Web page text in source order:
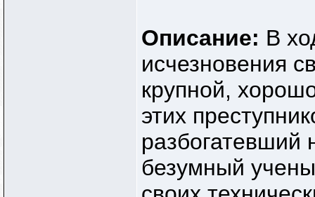
Описание: В
исчезновения
крупной,
этих
разбогатевший
безумный